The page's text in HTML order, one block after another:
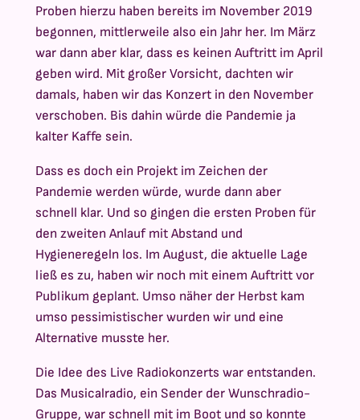
Proben hierzu haben bereits im November 2019
begonnen, mittlerweile also ein Jahr her. Im März
war dann aber klar, dass es keinen Auftritt im April
geben wird. Mit großer Vorsicht, dachten wir
damals, haben wir das Konzert in den November
verschoben. Bis dahin würde die Pandemie ja
kalter Kaffe sein.
Dass es doch ein Projekt im Zeichen der
Pandemie werden würde, wurde dann aber
schnell klar. Und so gingen die ersten Proben für
den zweiten Anlauf mit Abstand und
Hygieneregeln los. Im August, die aktuelle Lage
ließ es zu, haben wir noch mit einem Auftritt vor
Publikum geplant. Umso näher der Herbst kam
umso pessimistischer wurden wir und eine
Alternative musste her.
Die Idee des Live Radiokonzerts war entstanden.
Das Musicalradio, ein Sender der Wunschradio-
Gruppe, war schnell mit im Boot und so konnte